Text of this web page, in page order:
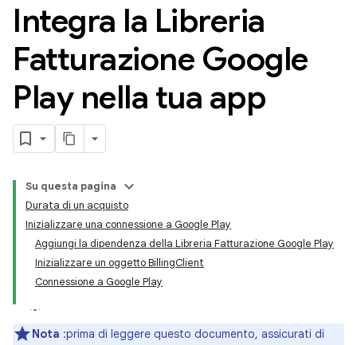
Integra la Libreria
Fatturazione Google
Play nella tua app
Su questa pagina
Durata di un acquisto
Inizializzare una connessione a Google Play
Aggiungi la dipendenza della Libreria Fatturazione Google Play
Inizializzare un oggetto BillingClient
Connessione a Google Play
Nota :prima di leggere questo documento, assicurati di